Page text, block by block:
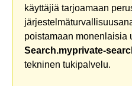
käyttäjiä tarjoamaan
poistamaan monenlaisia
Search.myprivate-
tekninen tukipalvelu.